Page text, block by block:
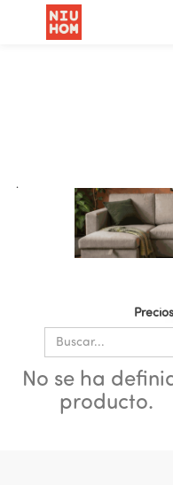
.
No se ha
producto.